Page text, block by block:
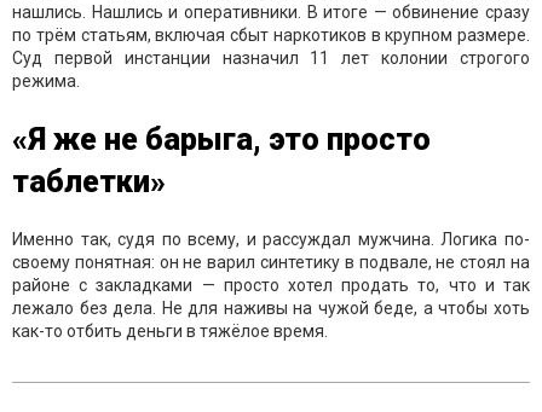
нашлись. Нашлись и оперативники. В итоге — обвинение сразу
по трём статьям, включая сбыт наркотиков в крупном размере.
Суд первой инстанции назначил 11 лет колонии строгого
режима.
«Я же не барыга, это просто
таблетки»
Именно так, судя по всему, и рассуждал мужчина. Логика по-
своему понятная: он не варил синтетику в подвале, не стоял на
районе с закладками — просто хотел продать то, что и так
лежало без дела. Не для наживы на чужой беде, а чтобы хоть
как-то отбить деньги в тяжёлое время.